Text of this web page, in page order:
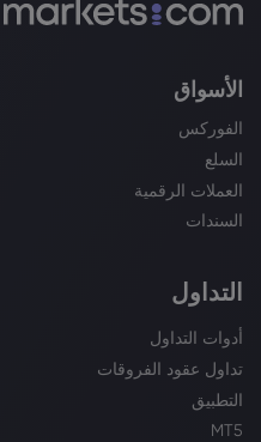
الأسواق
الفوركس
السلع
العملات الرقمية
السندات
التداول
أدوات التداول
تداول عقود الفروقات
التطبيق
MT5